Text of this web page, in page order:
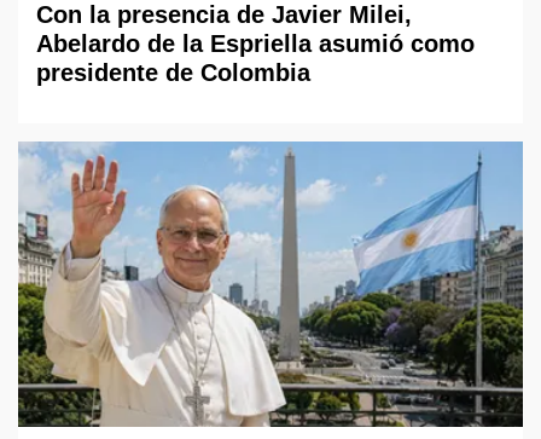
Con la presencia de Javier Milei,
Abelardo de la Espriella asumió como
presidente de Colombia